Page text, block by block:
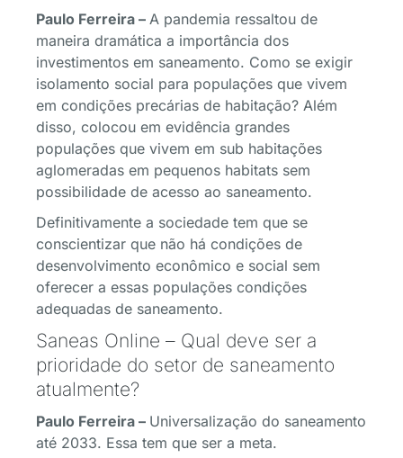
Paulo Ferreira – A pandemia ressaltou de
maneira dramática a importância dos
investimentos em saneamento. Como se exigir
isolamento social para populações que vivem
em condições precárias de habitação? Além
disso, colocou em evidência grandes
populações que vivem em sub habitações
aglomeradas em pequenos habitats sem
possibilidade de acesso ao saneamento.
Definitivamente a sociedade tem que se
conscientizar que não há condições de
desenvolvimento econômico e social sem
oferecer a essas populações condições
adequadas de saneamento.
Saneas Online – Qual deve ser a
prioridade do setor de saneamento
atualmente?
Paulo Ferreira – Universalização do saneamento
até 2033. Essa tem que ser a meta.